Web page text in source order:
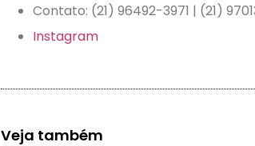
Contato: (21) 96492-3971 | (21)
Instagram
Veja também